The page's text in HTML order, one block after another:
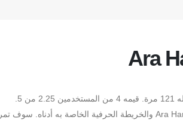
Ara
يمكنك العثور على مزيد من المعلومات حول Ara Hamah Sahet AlAssi Regular والخريطة الحرفية الخاصة به أدناه. سوف تمر